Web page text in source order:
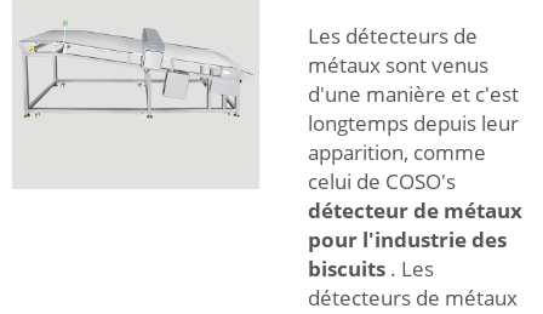
Les détecteurs de
métaux sont venus
d'une manière et c'est
longtemps depuis leur
apparition, comme
celui de COSO's
détecteur de métaux
pour l'industrie des
biscuits . Les
détecteurs de métaux